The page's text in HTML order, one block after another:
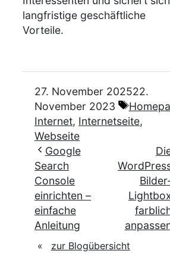
langfristige geschäftliche
Vorteile.
27. November 202522.
November 2023
Internet, Internetseite,
Webseite
Google
Search
Console
einrichten –
einfache
Anleitung
« zur Blogübersicht